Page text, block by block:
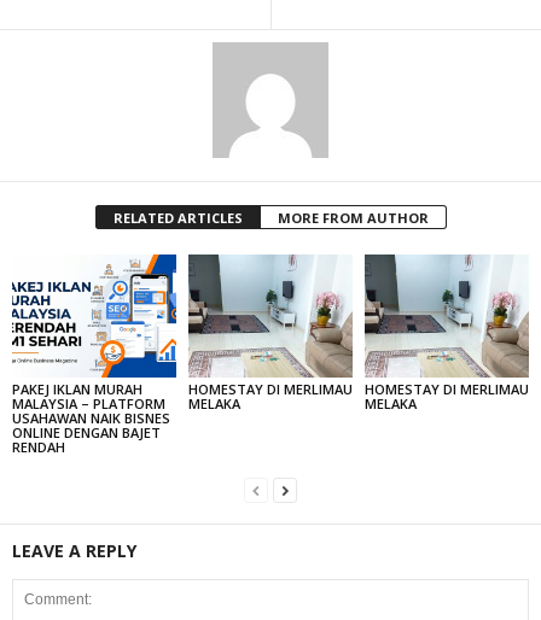
RELATED ARTICLES MORE FROM AUTHOR
PAKEJ IKLAN MURAH
MALAYSIA – PLATFORM
USAHAWAN NAIK BISNES
ONLINE DENGAN BAJET
RENDAH
HOMESTAY DI MERLIMAU
MELAKA
HOMESTAY DI MERLIMAU
MELAKA
LEAVE A REPLY